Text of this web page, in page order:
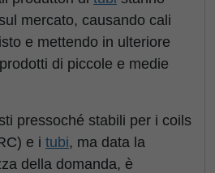
mercato, causando cali
e mettendo in ulteriore
di piccole e medie
pressoché stabili per i coils
e i tubi, ma data la
della domanda, è